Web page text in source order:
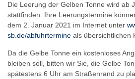
Die Leerung der Gelben Tonne wird ab
stattfinden. Ihre Leerungstermine
dem 2. Januar 2021 im Internet unter
sb.de/abfuhrtermine als übersichtlichen
Da die Gelbe Tonne ein kostenloses
bleiben soll, bitten wir Sie, die Gelbe
spätestens 6 Uhr am Straßenrand zu